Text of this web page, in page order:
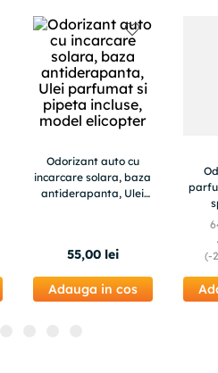
Odorizant auto cu
incarcare solara, baza
antiderapanta, Ulei
55,00 lei
Adauga in cos
(-